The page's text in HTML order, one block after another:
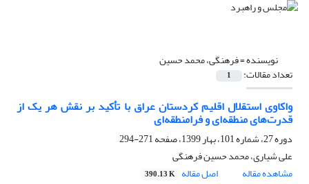
نویسنده =فرهنگی، محمد حسین
تعداد مقالات: 1
واکاوی استقلال اقلیم کردستان عراق با تأکید بر نقش هر یک از
قدرت‌های منطقه‌ای و فرامنطقه‌ای
دوره 27، شماره 101، بهار 1399، صفحه
271-294
علی شیاری، محمد حسین فرهنگی
مشاهده مقاله
اصل مقاله 390.13 K